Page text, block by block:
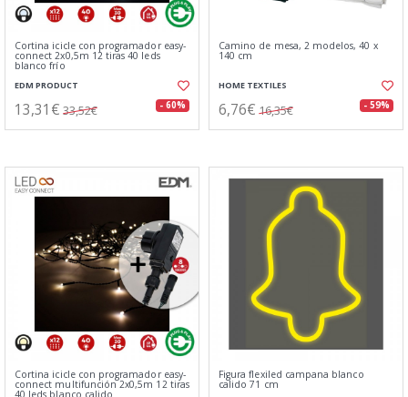
Cortina icicle con programador easy-
connect 2x0,5m 12 tiras 40 leds
blanco frío
EDM PRODUCT
13,31€ 33,52€ - 60%
Camino de mesa, 2 modelos, 40 x
140 cm
HOME TEXTILES
6,76€ 16,35€ - 59%
Cortina icicle con programador easy-
connect multifunción 2x0,5m 12 tiras
40 leds blanco calido
Figura flexiled campana blanco
calido 71 cm